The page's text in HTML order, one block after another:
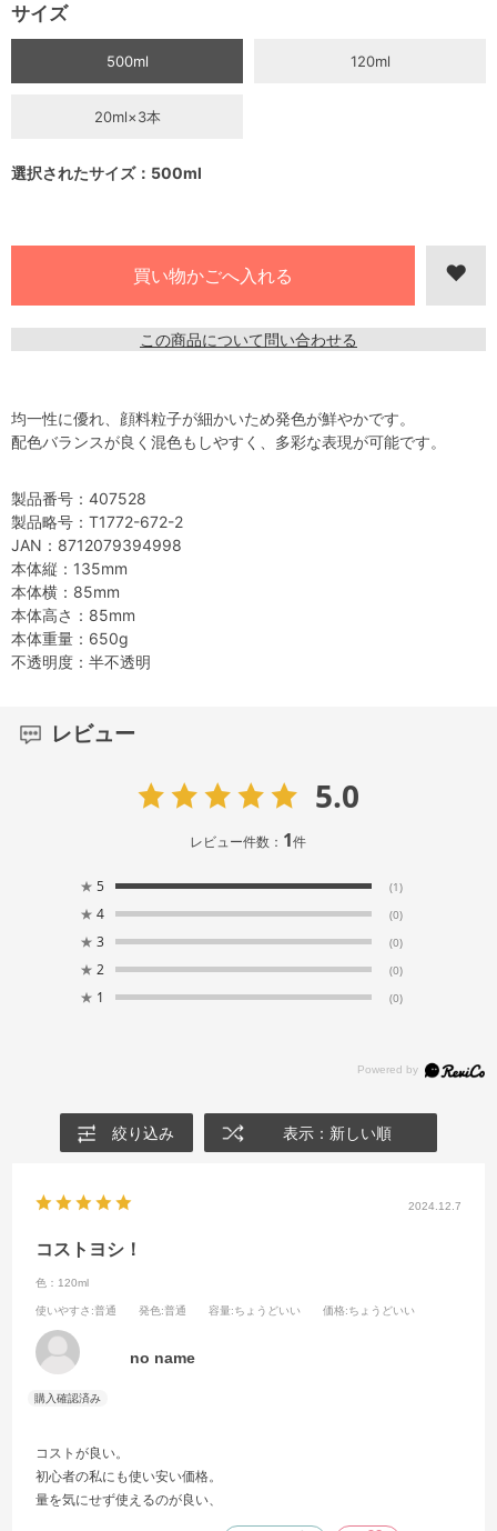
サイズ
500ml 120ml
20ml×3本
選択されたサイズ：500ml
この商品について問い合わせる
均一性に優れ、顔料粒子が細かいため発色が鮮やかです。
配色バランスが良く混色もしやすく、多彩な表現が可能です。
製品番号：407528
製品略号：T1772-672-2
JAN：8712079394998
本体縦：135mm
本体横：85mm
本体高さ：85mm
本体重量：650g
不透明度：半不透明
レビュー
5.0
レビュー件数： 1件
★ 5 (1)
★ 4 (0)
★ 3 (0)
★ 2 (0)
★ 1 (0)
絞り込み 表示：新しい順
2024.12.7
コストヨシ！
色：120ml
使いやすさ :普通 発色:普通 容量:ちょうどいい 価格:ちょうどいい
no name
コストが良い。
初心者の私にも使い安い価格。
量を気にせず使えるのが良い、